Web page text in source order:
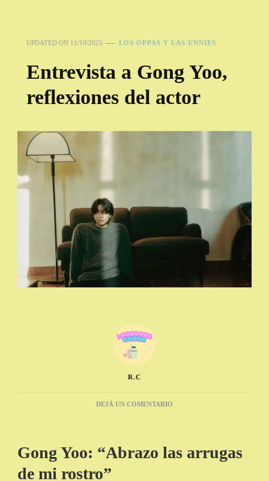
UPDATED ON 11/10/2025 LOS OPPAS Y LAS UNNIES
Entrevista a Gong Yoo,
reflexiones del actor
R.C
DEJÁ UN COMENTARIO
YOO,
REFLEXIONES
Gong Yoo: “Abrazo las arrugas
de mi rostro”